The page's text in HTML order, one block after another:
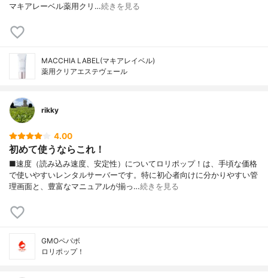
マキアレーベル薬用クリ…続きを見る
MACCHIA LABEL(マキアレイベル)
薬用クリアエステヴェール
rikky
4.00
初めて使うならこれ！
■速度（読み込み速度、安定性）についてロリポップ！は、手頃な価格
で使いやすいレンタルサーバーです。特に初心者向けに分かりやすい管
理画面と、豊富なマニュアルが揃っ…続きを見る
GMOペパボ
ロリポップ！